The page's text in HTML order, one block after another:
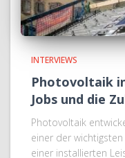
INTERVIEWS
Photovoltaik
Jobs und die
Photovoltaik
einer der
einer installierten